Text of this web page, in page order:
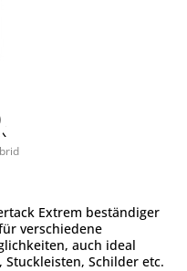
Extrem beständiger
verschiedene
auch ideal
Schilder etc.